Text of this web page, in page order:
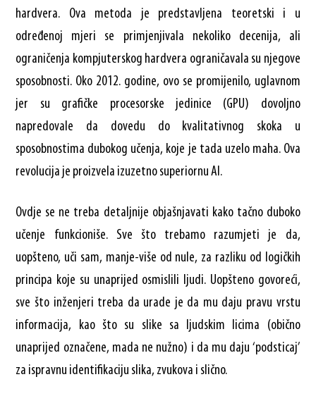
hardvera. Ova metoda je predstavljena teoretski i u
određenoj mjeri se primjenjivala nekoliko decenija, ali
ograničenja kompjuterskog hardvera ograničavala su njegove
sposobnosti. Oko 2012. godine, ovo se promijenilo, uglavnom
jer su grafičke procesorske jedinice (GPU) dovoljno
napredovale da dovedu do kvalitativnog skoka u
sposobnostima dubokog učenja, koje je tada uzelo maha. Ova
revolucija je proizvela izuzetno superiornu AI.
Ovdje se ne treba detaljnije objašnjavati kako tačno duboko
učenje funkcioniše. Sve što trebamo razumjeti je da,
uopšteno, uči sam, manje-više od nule, za razliku od logičkih
principa koje su unaprijed osmislili ljudi. Uopšteno govoreći,
sve što inženjeri treba da urade je da mu daju pravu vrstu
informacija, kao što su slike sa ljudskim licima (obično
unaprijed označene, mada ne nužno) i da mu daju ‘podsticaj’
za ispravnu identifikaciju slika, zvukova i slično.